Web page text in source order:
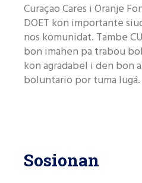
Curaçao Cares i Oranje
DOET kon importante
nos komunidat. Tambe
bon imahen pa trabou
kon agradabel i den bon
boluntario por tuma lugá.
Sosionan